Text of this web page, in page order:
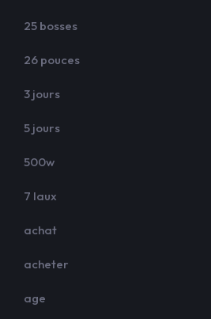
25 bosses
26 pouces
3 jours
5 jours
500w
7 laux
achat
acheter
age